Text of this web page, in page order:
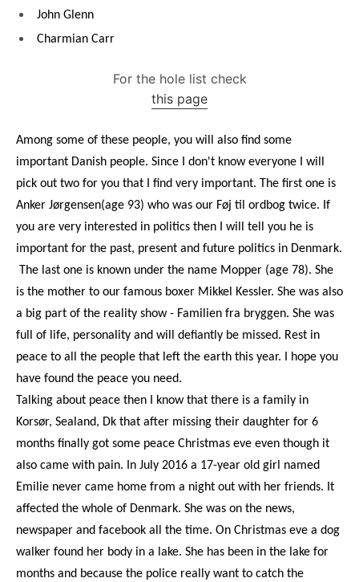
John Glenn
Charmian Carr
For the hole list check
this page
Among some of these people, you will also find some
important Danish people. Since I don't know everyone I will
pick out two for you that I find very important. The first one is
Anker Jørgensen(age 93) who was our Føj til ordbog twice. If
you are very interested in politics then I will tell you he is
important for the past, present and future politics in Denmark.
The last one is known under the name Mopper (age 78). She
is the mother to our famous boxer Mikkel Kessler. She was also
a big part of the reality show - Familien fra bryggen. She was
full of life, personality and will defiantly be missed. Rest in
peace to all the people that left the earth this year. I hope you
have found the peace you need.
Talking about peace then I know that there is a family in
Korsør, Sealand, Dk that after missing their daughter for 6
months finally got some peace Christmas eve even though it
also came with pain. In July 2016 a 17-year old girl named
Emilie never came home from a night out with her friends. It
affected the whole of Denmark. She was on the news,
newspaper and facebook all the time. On Christmas eve a dog
walker found her body in a lake. She has been in the lake for
months and because the police really want to catch the